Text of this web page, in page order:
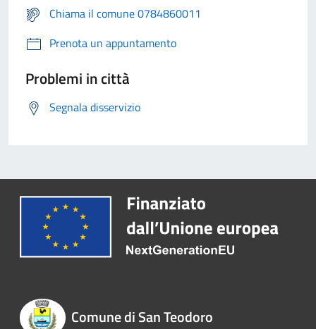
Chiama il comune 0784860011
Prenota un appuntamento
Problemi in città
Segnala disservizio
Comune di San Teodoro